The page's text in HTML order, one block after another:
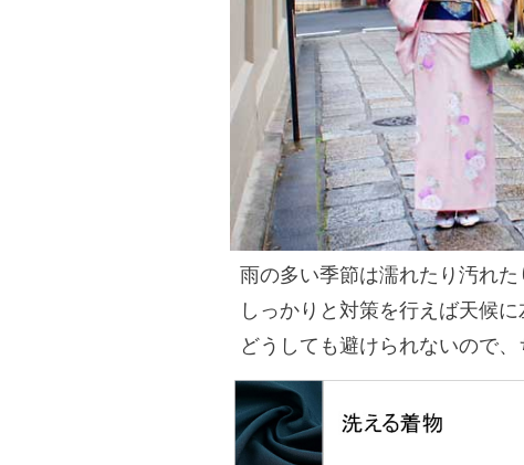
雨の多い季節は濡れたり汚れ
しっかりと対策を行えば天候
どうしても避けられないので